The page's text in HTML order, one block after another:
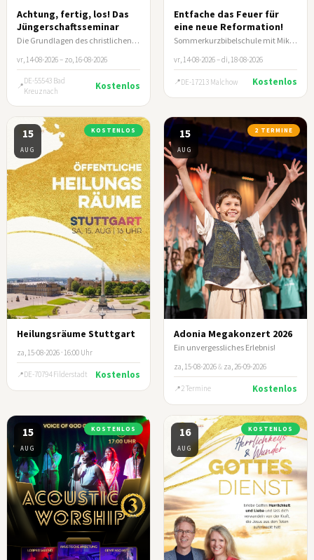
Achtung, fertig, los! Das
Jüngerschaftsseminar
Die Grundlagen des christlichen Lebens und wie du andere darin anleitest.
vr, 14-08-2026 – zo, 16-08-2026
DE-55543 Bad
Kreuznach
Kostenlos
Entfache das Feuer für
eine neue Reformation!
Sommerkurzbibelschule mit Mike & Kay Chance
vr, 14-08-2026 – di, 18-08-2026
DE-17213 Malchow Kostenlos
15
AUG
KOSTENLOS
Heilungsräume Stuttgart
za, 15-08-2026 · 16:00 Uhr
DE-70794 Filderstadt Kostenlos
15
AUG
2 TERMINE
Adonia Megakonzert 2026
Ein unvergessliches Erlebnis!
za, 15-08-2026& za, 26-09-2026
2 Termine Kostenlos
15
AUG
KOSTENLOS 16
AUG
KOSTENLOS